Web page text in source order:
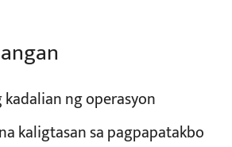
ng operasyon
kaligtasan sa pagpapatakbo